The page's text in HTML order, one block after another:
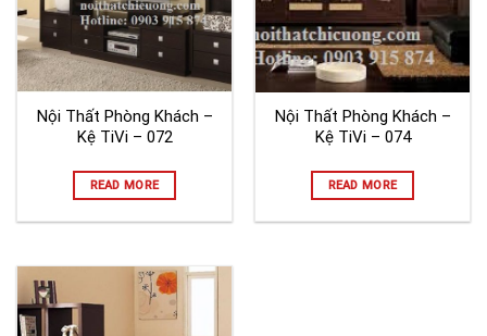
Nội Thất Phòng Khách –
Kệ TiVi – 072
READ MORE
Nội Thất Phòng Khách –
Kệ TiVi – 074
READ MORE